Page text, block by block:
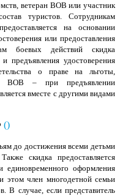
ветеран ВОВ или участник
туристов. Сотрудникам
на основании
или предоставления
боевых действий скидка
предъявления удостоверения
о праве на льготы,
ВОВ – при предъявлении
вместе с другими видами
()
до достижения всеми детьми
скидка предоставляется
оформления
этом член многодетной семьи
В случае, если представитель